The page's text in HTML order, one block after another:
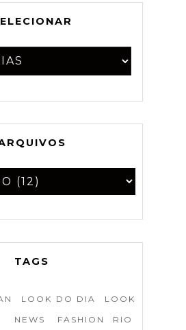
TAGS
LOOK DO DIA
LOOK
NEWS
FASHION RIO